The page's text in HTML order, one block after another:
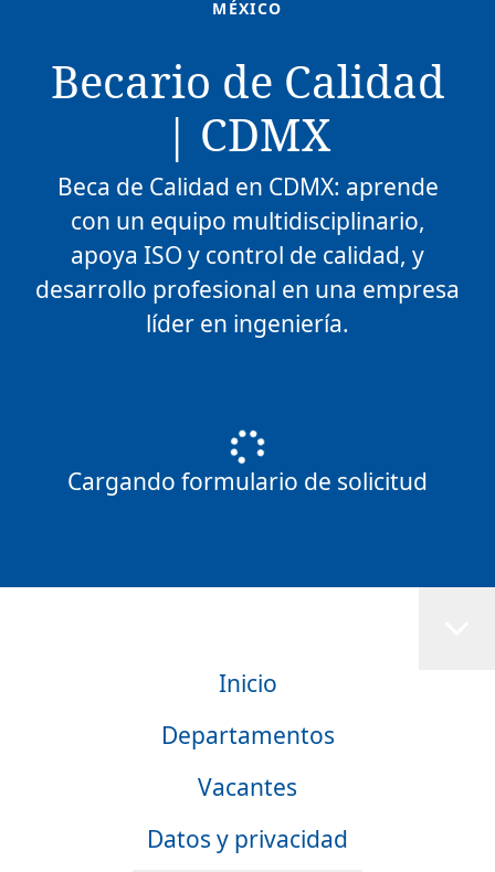
MÉXICO
Becario de Calidad
| CDMX
Beca de Calidad en CDMX: aprende
con un equipo multidisciplinario,
apoya ISO y control de calidad, y
desarrollo profesional en una empresa
líder en ingeniería.
Cargando formulario de solicitud
Inicio
Departamentos
Vacantes
Datos y privacidad